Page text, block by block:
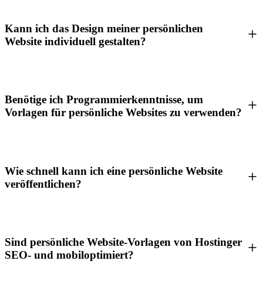
Kann ich das Design meiner persönlichen
Website individuell gestalten?
Benötige ich Programmierkenntnisse, um
Vorlagen für persönliche Websites zu verwenden?
Wie schnell kann ich eine persönliche Website
veröffentlichen?
Sind persönliche Website-Vorlagen von Hostinger
SEO- und mobiloptimiert?